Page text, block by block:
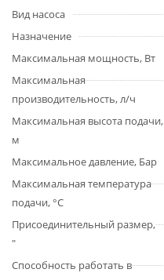
Вид насоса
Назначение
Максимальная мощность, Вт
Максимальная
производительность, л/ч
Максимальная высота подачи,
м
Максимальное давление, Бар
Максимальная температура
подачи, °С
Присоединительный размер,
"
Способность работать в